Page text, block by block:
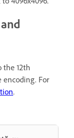
the 12th
encoding. For
.